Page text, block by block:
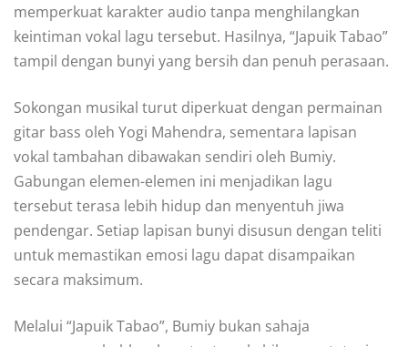
memperkuat karakter audio tanpa menghilangkan
keintiman vokal lagu tersebut. Hasilnya, “Japuik Tabao”
tampil dengan bunyi yang bersih dan penuh perasaan.
Sokongan musikal turut diperkuat dengan permainan
gitar bass oleh Yogi Mahendra, sementara lapisan
vokal tambahan dibawakan sendiri oleh Bumiy.
Gabungan elemen-elemen ini menjadikan lagu
tersebut terasa lebih hidup dan menyentuh jiwa
pendengar. Setiap lapisan bunyi disusun dengan teliti
untuk memastikan emosi lagu dapat disampaikan
secara maksimum.
Melalui “Japuik Tabao”, Bumiy bukan sahaja